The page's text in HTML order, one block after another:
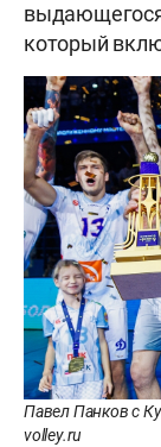
который
Павел Панков с
volley.ru